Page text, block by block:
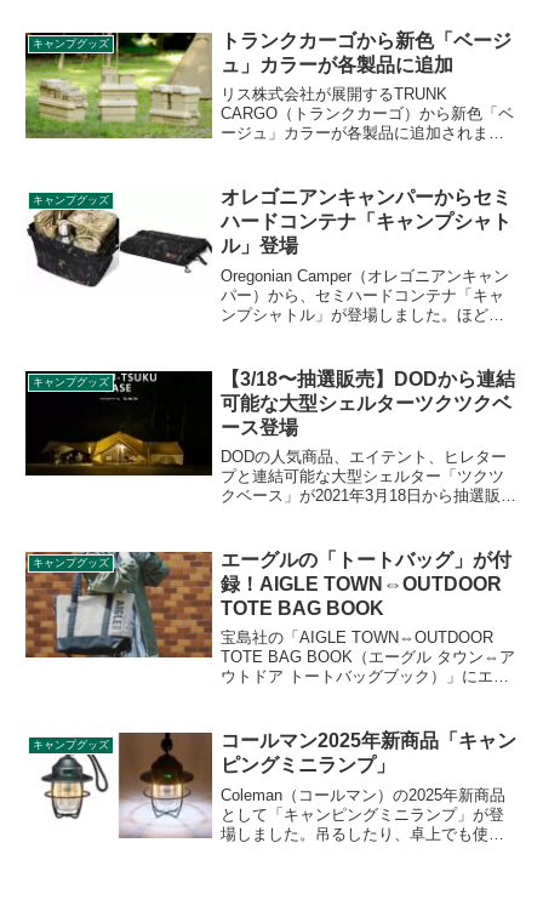
トケースとしてだけでなく、財布や小物
収納として日常使いにも対応します。詳
細をレビューします。
キャンプグッズ
トランクカーゴから新色「ベージ
ュ」カラーが各製品に追加
リス株式会社が展開するTRUNK
CARGO（トランクカーゴ）から新色「ベ
ージュ」カラーが各製品に追加されまし
追加されたカラーで、馴染みやすい色合
いはアウトドアだけでなく室内収納にも
最適です。詳細をレビューします。
キャンプグッズ
オレゴニアンキャンパーからセミ
ハードコンテナ「キャンプシャト
ル」登場
Oregonian Camper（オレゴニアンキャン
パー）から、セミハードコンテナ「キャ
ンプシャトル」が登場しました。ほどよ
をレビューします。
キャンプグッズ
【3/18〜抽選販売】DODから連結
可能な大型シェルターツクツクベ
ース登場
DODの人気商品、エイテント、ヒレター
プと連結可能な大型シェルター「ツクツ
クベース」が2021年3月18日から抽選販売
ケノコテント、カマボコテントを企画し
た人の商品だそうです。詳細をレビュー
します。
キャンプグッズ
エーグルの「トートバッグ」が付
録！AIGLE TOWN⇔OUTDOOR
TOTE BAG BOOK
宝島社の「AIGLE TOWN⇔OUTDOOR
TOTE BAG BOOK（エーグル タウン⇔ア
ウトドア トートバッグブック）」にエー
「ラバーブーツ」にインスパイヤされた
超ビッグトートで、ラバーブーツ形チャ
ーム付きです。詳細をレビューします。
キャンプグッズ
コールマン2025年新商品「キャン
ピングミニランプ」
Coleman（コールマン）の2025年新商品
として「キャンピングミニランプ」が登
場しました。吊るしたり、卓上でも使用